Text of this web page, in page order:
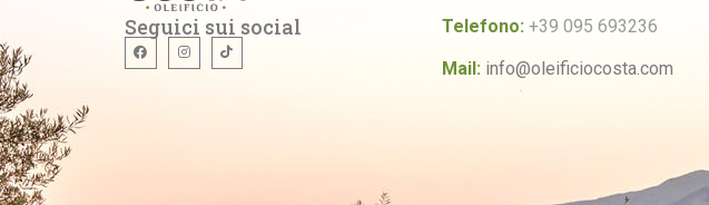
Seguici sui social
Telefono: +39 095 693236
Mail: info@oleificiocosta.com